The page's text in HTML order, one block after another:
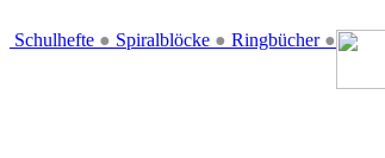
Schulhefte ● Spiralblöcke ● Ringbücher ●